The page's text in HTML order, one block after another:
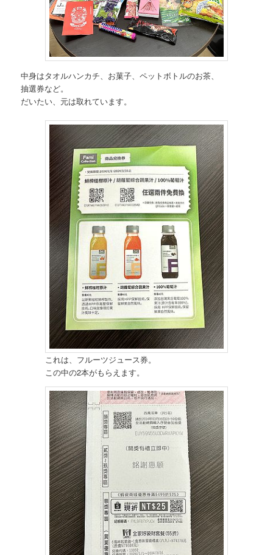
中身はタオルハンカチ、お菓子、ペットボトルのお茶、
抽選券など。
だいたい、元は取れています。
これは、フルーツジュース券。
この中の2本がもらえます。